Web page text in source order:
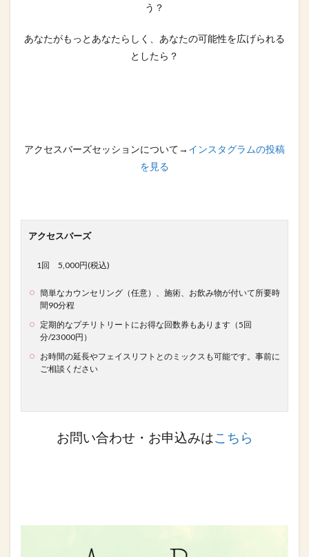
う？
あなたがもっとあなたらしく、あなたの可能性を広げられる
としたら？
アクセスバーズセッションについて→ インスタグラムの投稿
を見る
アクセスバーズ
1回 5,000円(税込)
簡単なカウンセリング（任意）、施術、 お飲み物が付いて所要時
間90分程
定期的なプチリトリートにお得な回数券もあります（5回
分/23000円）
お時間の延長やフェイスリフトとのミックスも可能です。事前に
ご相談ください
お問い合わせ・お申込みはこちら